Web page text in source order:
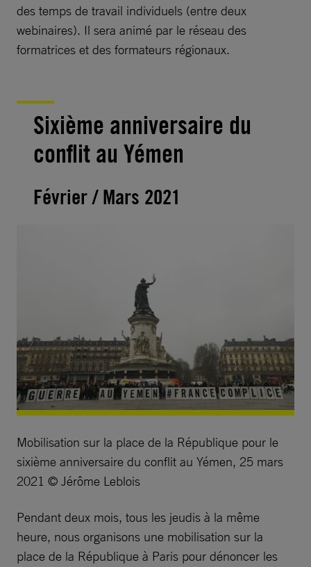
des temps de travail individuels (entre deux
webinaires). Il sera animé par le réseau des
formatrices et des formateurs régionaux.
Sixième anniversaire du
conflit au Yémen
Février / Mars 2021
Mobilisation sur la place de la République pour le
sixième anniversaire du conflit au Yémen, 25 mars
2021 © Jérôme Leblois
Pendant deux mois, tous les jeudis à la même
heure, nous organisons une mobilisation sur la
place de la République à Paris pour dénoncer les